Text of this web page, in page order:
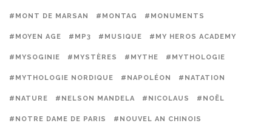
#MONT DE MARSAN #MONTAG #MONUMENTS
#MOYEN AGE #MP3 #MUSIQUE #MY HEROS ACADEMY
#MYSOGINIE #MYSTÈRES #MYTHE #MYTHOLOGIE
#MYTHOLOGIE NORDIQUE #NAPOLÉON #NATATION
#NATURE #NELSON MANDELA #NICOLAUS #NOËL
#NOTRE DAME DE PARIS #NOUVEL AN CHINOIS